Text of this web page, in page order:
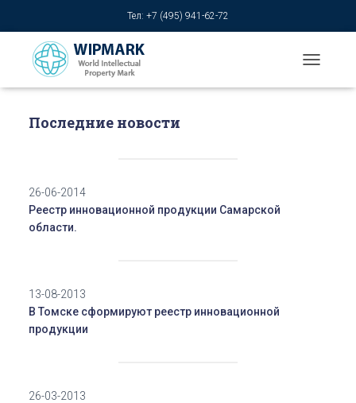
Тел: +7 (495) 941-62-72
O
Последние новости
26-06-2014
Реестр инновационной продукции Самарской
области.
13-08-2013
В Томске сформируют реестр инновационной
продукции
26-03-2013